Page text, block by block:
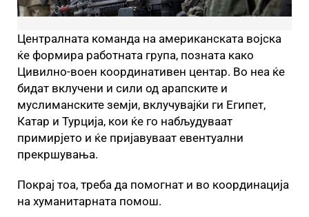
Централната команда на американската војска
ќе формира работната група, позната како
Цивилно-воен координативен центар. Во неа ќе
бидат вклучени и сили од арапските и
муслиманските земји, вклучувајќи ги Египет,
Катар и Турција, кои ќе го набљудуваат
примирјето и ќе пријавуваат евентуални
прекршувања.
Покрај тоа, треба да помогнат и во координација
на хуманитарната помош.